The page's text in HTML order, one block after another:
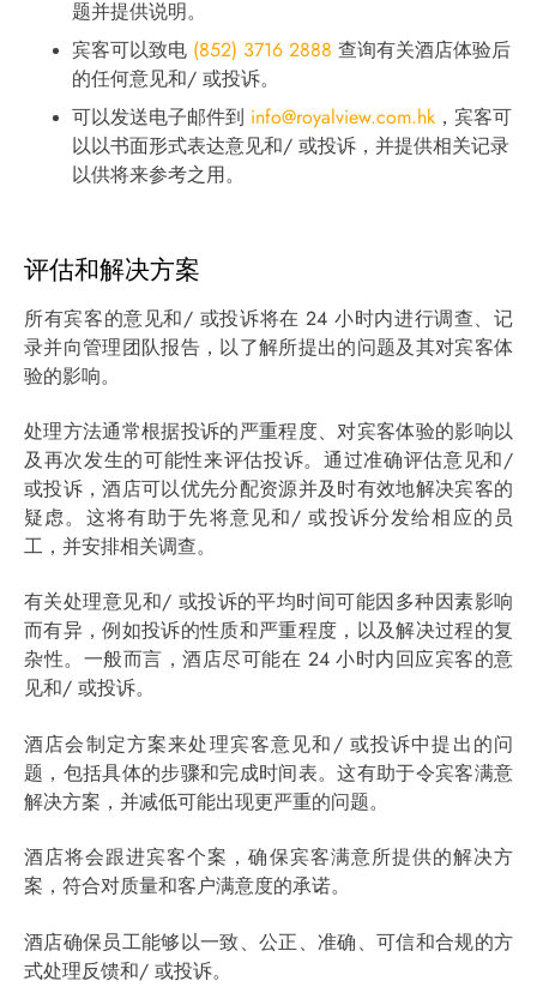
题并提供说明。
宾客可以致电 (852) 3716 2888 查询有关酒店体验后
的任何意见和/ 或投诉。
可以发送电子邮件到 info@royalview.com.hk ，宾客可
以以书面形式表达意见和/ 或投诉，并提供相关记录
以供将来参考之用。
评估和解决方案
所有宾客的意见和/ 或投诉将在 24 小时内进行调查、记
录并向管理团队报告，以了解所提出的问题及其对宾客体
验的影响。
处理方法通常根据投诉的严重程度、对宾客体验的影响以
及再次发生的可能性来评估投诉。通过准确评估意见和/
或投诉，酒店可以优先分配资源并及时有效地解决宾客的
疑虑。这将有助于先将意见和/ 或投诉分发给相应的员
工，并安排相关调查。
有关处理意见和/ 或投诉的平均时间可能因多种因素影响
而有异，例如投诉的性质和严重程度，以及解决过程的复
杂性。一般而言，酒店尽可能在 24 小时内回应宾客的意
见和/ 或投诉。
酒店会制定方案来处理宾客意见和/ 或投诉中提出的问
题，包括具体的步骤和完成时间表。这有助于令宾客满意
解决方案，并减低可能出现更严重的问题。
酒店将会跟进宾客个案，确保宾客满意所提供的解决方
案，符合对质量和客户满意度的承诺。
酒店确保员工能够以一致、公正、准确、可信和合规的方
式处理反馈和/ 或投诉。